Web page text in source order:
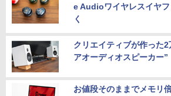
e Audioワイヤレスイヤ
く
クリエイティブが作った
アオーディオスピーカー”
お値段そのままでメモリ